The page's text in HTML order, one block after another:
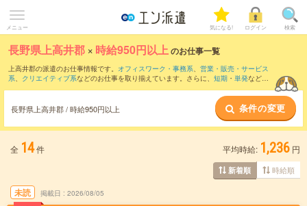
メニュー 気になる! ログイン 検索
長野県上高井郡 × 時給950円以上のお仕事一覧
上高井郡の派遣のお仕事情報です。 オフィスワーク・事務系、 営業・販売・サービス
系、 クリエイティブ系などのお仕事を取り揃えています。さらに、 短期 ・ 単発などの
時給1100円以上・ 1800円以上の求人はこちら
当サイトでは法令を遵守し、最低賃金以上の求人のみを掲載しています。
長野県上高井郡 / 時給950円以上 条件の変更
全 14件 平均時給: 1,236 円
新着順 時給順
未読 掲載日 2026/08/05